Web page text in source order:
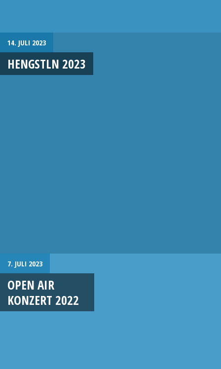
14. JULI 2023
HENGSTLN 2023
7. JULI 2023
OPEN AIR
KONZERT 2022